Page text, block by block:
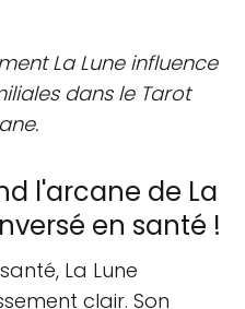
La Lune influence
dans le Tarot
l'arcane de La
en santé !
La Lune
clair. Son